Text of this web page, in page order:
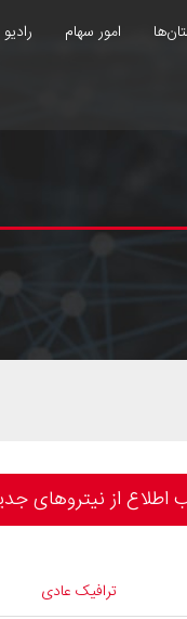
امور سهام
از نیتروهای
‌ترافیک عادی